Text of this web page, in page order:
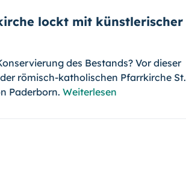
lockt mit künstlerischer
des Bestands? Vor dieser
römisch-katholischen Pfarrkirche St.
Paderborn. Weiterlesen